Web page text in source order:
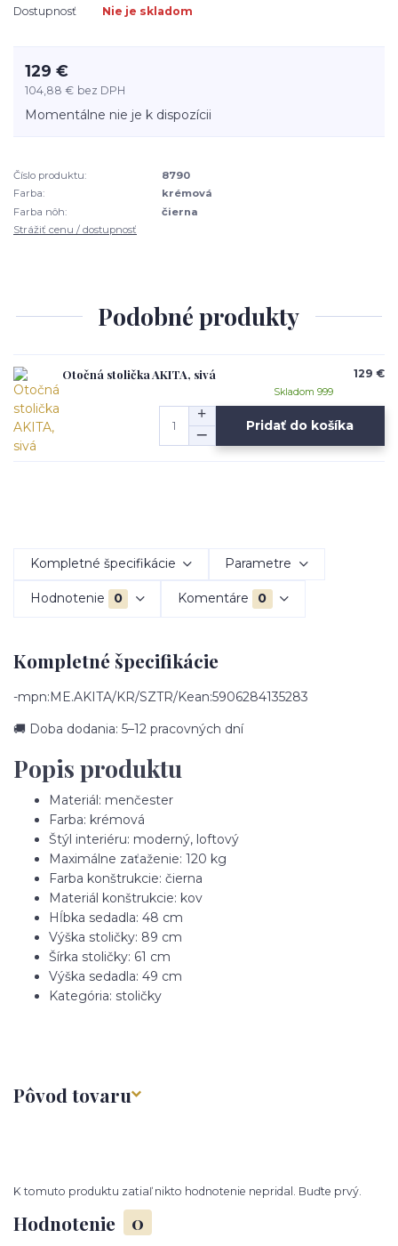
Dostupnosť Nie je skladom
129 €
104,88 € bez DPH
Momentálne nie je k dispozícii
Číslo produktu:
8790
Farba:
krémová
Farba nôh:
čierna
Strážiť cenu / dostupnosť
Podobné produkty
Otočná stolička AKITA, sivá 129 €
Skladom 999
Pridať do košíka
Kompletné špecifikácie Parametre
Hodnotenie 0 Komentáre 0
Kompletné špecifikácie
-mpn:ME.AKITA/KR/SZTR/Kean:5906284135283
🚚 Doba dodania: 5–12 pracovných dní
Popis produktu
Materiál: menčester
Farba: krémová
Štýl interiéru: moderný, loftový
Maximálne zaťaženie: 120 kg
Farba konštrukcie: čierna
Materiál konštrukcie: kov
Hĺbka sedadla: 48 cm
Výška stoličky: 89 cm
Šírka stoličky: 61 cm
Výška sedadla: 49 cm
Kategória: stoličky
Pôvod tovaru
Hodnotenie 0
K tomuto produktu zatiaľ nikto hodnotenie nepridal. Buďte prvý.